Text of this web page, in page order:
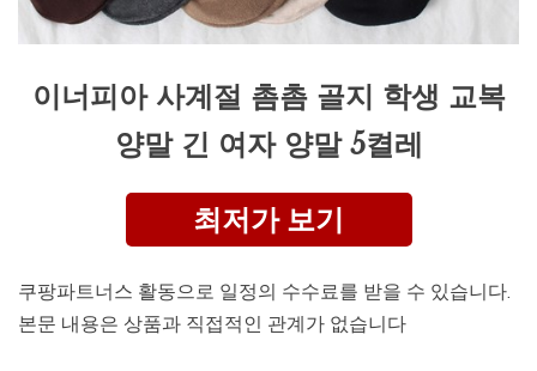
이너피아 사계절 촘촘 골지 학생 교복
양말 긴 여자 양말 5켤레
최저가 보기
쿠팡파트너스 활동으로 일정의 수수료를 받을 수 있습니다.
본문 내용은 상품과 직접적인 관계가 없습니다